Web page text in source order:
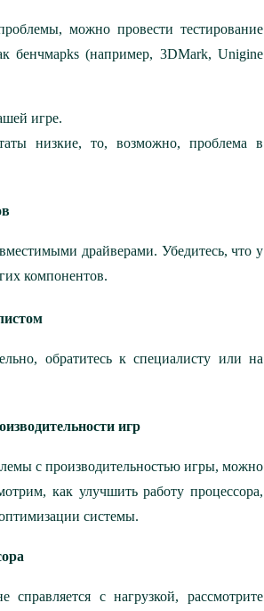
можно провести тестирование
бенчмарks (например, 3DMark, Unigine
игре.
низкие, то, возможно, проблема в
драйверами. Убедитесь, что у
компонентов.
обратитесь к специалисту или на
игр
с производительностью игры, можно
как улучшить работу процессора,
системы.
с нагрузкой, рассмотрите